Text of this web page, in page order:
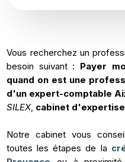
Vous recherchez un
besoin suivant : Payer
quand on est une
d'un expert-comptable
SILEX, cabinet
Notre cabinet vous
toutes les étapes de la